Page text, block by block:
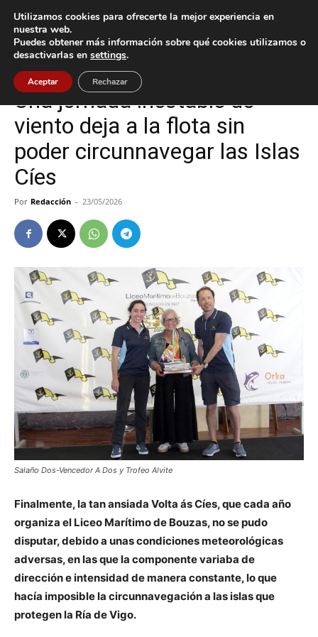
Inicio Deportes
Deportes Vigo
Una jornada inestable de
viento deja a la flota sin
poder circunnavegar las Islas
Cíes
Por Redacción - 23/05/2026
Salaño Dos-Vencedor A Dos y Trofeo Alvite
Finalmente, la tan ansiada Volta ás Cíes, que cada año
organiza el Liceo Marítimo de Bouzas, no se pudo
disputar, debido a unas condiciones meteorológicas
adversas, en las que la componente variaba de
dirección e intensidad de manera constante, lo que
hacía imposible la circunnavegación a las islas que
protegen la Ría de Vigo.
Utilizamos cookies para ofrecerte la mejor experiencia en
nuestra web.
Puedes obtener más información sobre qué cookies utilizamos o
desactivarlas en settings.
Aceptar Rechazar